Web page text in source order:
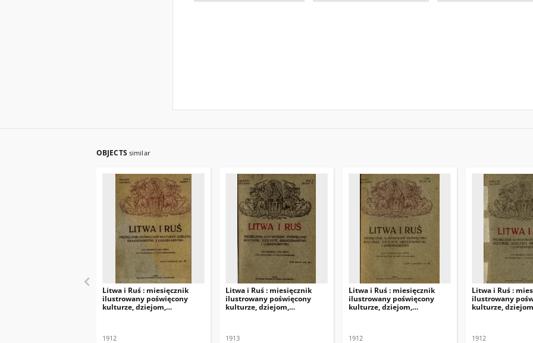
OBJECTS similar
Litwa i Ruś : miesięcznik
ilustrowany poświęcony
kulturze, dziejom,
1912
Litwa i Ruś : miesięcznik
ilustrowany poświęcony
kulturze, dziejom,
1913
Litwa i Ruś : miesięcznik
ilustrowany poświęcony
kulturze, dziejom,
1912
Litwa i Ruś :
ilustrowany
kulturze,
1912